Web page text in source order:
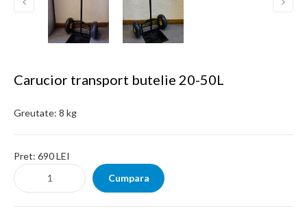
Carucior transport butelie 20-50L
Greutate: 8 kg
Pret: 690 LEI